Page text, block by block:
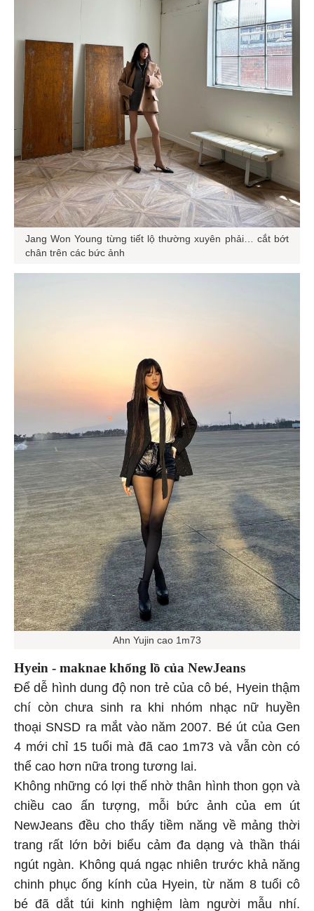
Jang Won Young từng tiết lộ thường xuyên phải… cắt bớt
chân trên các bức ảnh
Ahn Yujin cao 1m73
Hyein - maknae khổng lồ của NewJeans
Để dễ hình dung độ non trẻ của cô bé, Hyein thậm
chí còn chưa sinh ra khi nhóm nhạc nữ huyền
thoại SNSD ra mắt vào năm 2007. Bé út của Gen
4 mới chỉ 15 tuổi mà đã cao 1m73 và vẫn còn có
thể cao hơn nữa trong tương lai.
Không những có lợi thế nhờ thân hình thon gọn và
chiều cao ấn tượng, mỗi bức ảnh của em út
NewJeans đều cho thấy tiềm năng về mảng thời
trang rất lớn bởi biểu cảm đa dạng và thần thái
ngút ngàn. Không quá ngạc nhiên trước khả năng
chinh phục ống kính của Hyein, từ năm 8 tuổi cô
bé đã dắt túi kinh nghiệm làm người mẫu nhí.